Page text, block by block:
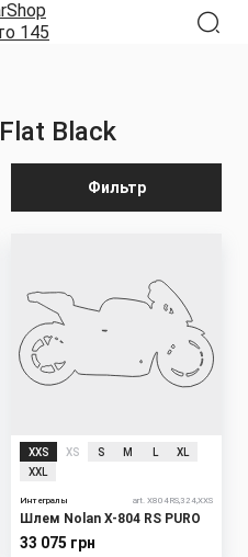
Flat Black
XXS XS S M
XL
XXL
Интегралы art. X804RS,324,XXS
Шлем Nolan X-804 RS PURO
33 075 грн
Фильтр